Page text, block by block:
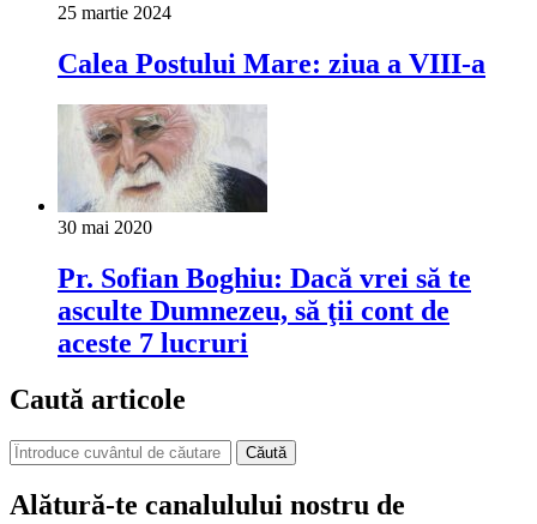
25 martie 2024
Calea Postului Mare: ziua a VIII-a
30 mai 2020
Pr. Sofian Boghiu: Dacă vrei să te
asculte Dumnezeu, să ţii cont de
aceste 7 lucruri
Caută articole
Căută
Alătură-te canalulului nostru de